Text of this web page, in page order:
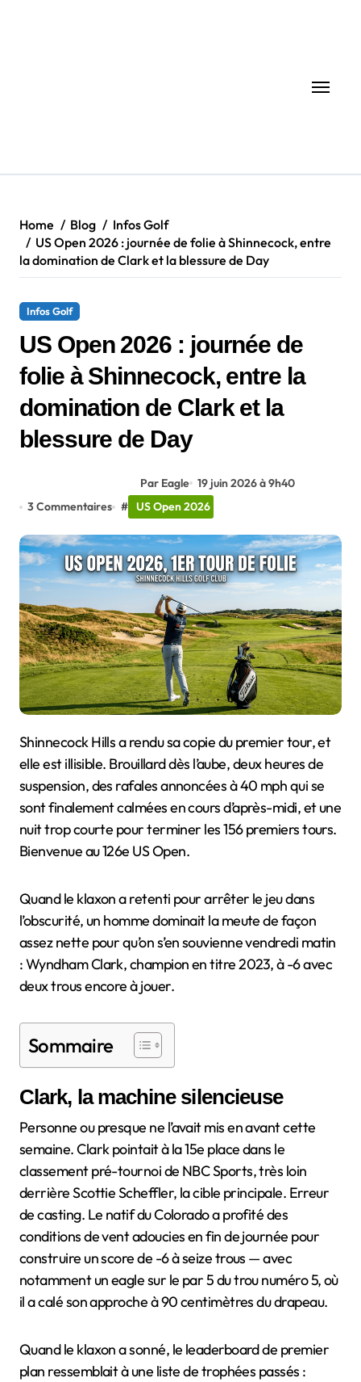
Home Blog
Infos Golf
US Open 2026 : journée de folie à Shinnecock, entre
la domination de Clark et la blessure de Day
Infos Golf
US Open 2026 : journée de
folie à Shinnecock, entre la
domination de Clark et la
blessure de Day
Par Eagle 19 juin 2026 à 9h40
3 Commentaires # US Open 2026
Shinnecock Hills a rendu sa copie du premier tour, et
elle est illisible. Brouillard dès l’aube, deux heures de
suspension, des rafales annoncées à 40 mph qui se
sont finalement calmées en cours d’après-midi, et une
nuit trop courte pour terminer les 156 premiers tours.
Bienvenue au 126e US Open.
Quand le klaxon a retenti pour arrêter le jeu dans
l’obscurité, un homme dominait la meute de façon
assez nette pour qu’on s’en souvienne vendredi matin
: Wyndham Clark, champion en titre 2023, à -6 avec
deux trous encore à jouer.
Sommaire
Clark, la machine silencieuse
Personne ou presque ne l’avait mis en avant cette
semaine. Clark pointait à la 15e place dans le
classement pré-tournoi de NBC Sports, très loin
derrière Scottie Scheffler, la cible principale. Erreur
de casting. Le natif du Colorado a profité des
conditions de vent adoucies en fin de journée pour
construire un score de -6 à seize trous — avec
notamment un eagle sur le par 5 du trou numéro 5, où
il a calé son approche à 90 centimètres du drapeau.
Quand le klaxon a sonné, le leaderboard de premier
plan ressemblait à une liste de trophées passés :